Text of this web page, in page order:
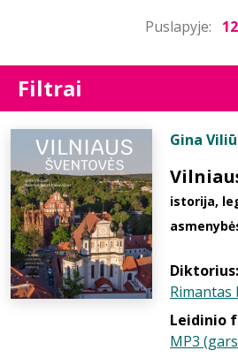
Puslapyje:
Filtrai
Gina
istorija,
Diktorius:
Rimantas
Leidinio
MP3